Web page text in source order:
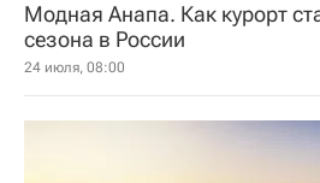
Модная Анапа. Как курорт
сезона в России
24 июля, 08:00